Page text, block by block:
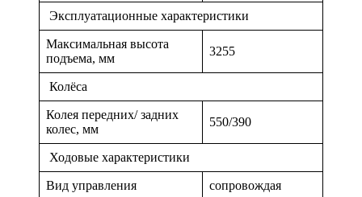
Эксплуатационные характеристики
Максимальная высота
подъема, мм
3255
Колёса
Колея передних/ задних
колес, мм
550/390
Ходовые характеристики
Вид управления сопровождая